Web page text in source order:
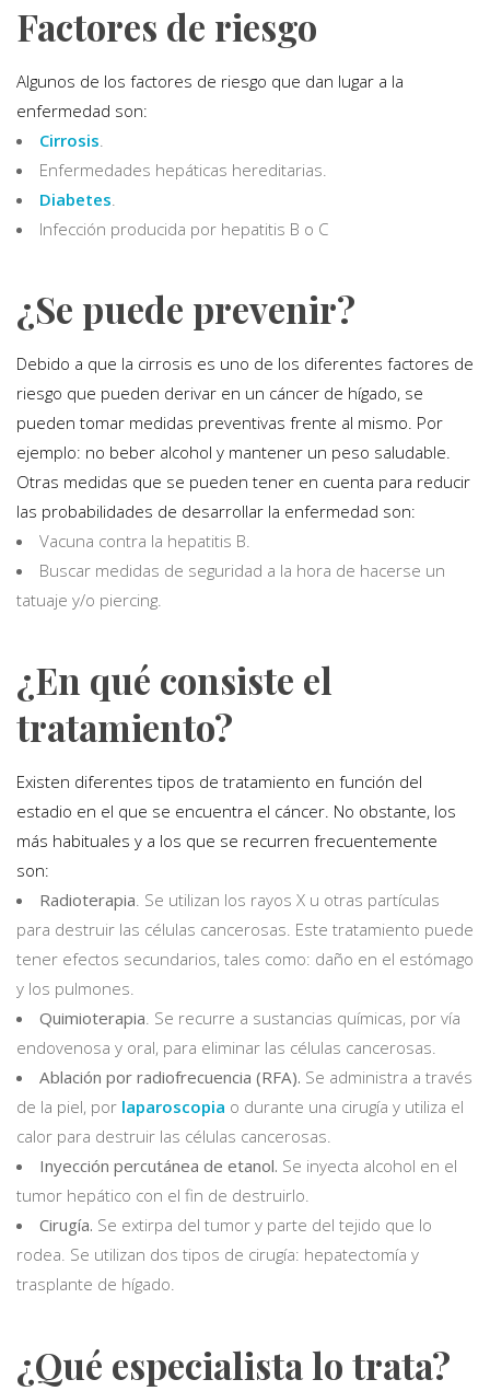
Factores de riesgo
Algunos de los factores de riesgo que dan lugar a la
enfermedad son:
Cirrosis
Enfermedades hepáticas hereditarias.
Diabetes
Infección producida por hepatitis B o C
¿Se puede prevenir?
Debido a que la cirrosis es uno de los diferentes factores de
riesgo que pueden derivar en un cáncer de hígado, se
pueden tomar medidas preventivas frente al mismo. Por
ejemplo: no beber alcohol y mantener un peso saludable.
Otras medidas que se pueden tener en cuenta para reducir
las probabilidades de desarrollar la enfermedad son:
Vacuna contra la hepatitis B.
Buscar medidas de seguridad a la hora de hacerse un
tatuaje y/o piercing.
¿En qué consiste el
tratamiento?
Existen diferentes tipos de tratamiento en función del
estadio en el que se encuentra el cáncer. No obstante, los
más habituales y a los que se recurren frecuentemente
son:
Radioterapia. Se utilizan los rayos X u otras partículas
para destruir las células cancerosas. Este tratamiento puede
tener efectos secundarios, tales como: daño en el estómago
y los pulmones.
Quimioterapia. Se recurre a sustancias químicas, por vía
endovenosa y oral, para eliminar las células cancerosas.
Ablación por radiofrecuencia (RFA). Se administra a través
de la piel, por laparoscopia o durante una cirugía y utiliza el
calor para destruir las células cancerosas.
Inyección percutánea de etanol. Se inyecta alcohol en el
tumor hepático con el fin de destruirlo.
Cirugía. Se extirpa del tumor y parte del tejido que lo
rodea. Se utilizan dos tipos de cirugía: hepatectomía y
trasplante de hígado.
¿Qué especialista lo trata?